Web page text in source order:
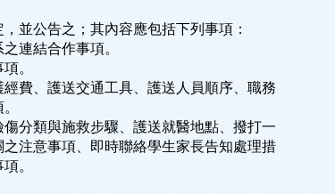
並公告之；其內容應包括下列事項：
連結合作事項。
。
費、護送交通工具、護送人員順序、職務
分類與施救步驟、護送就醫地點、撥打一
意事項、即時聯絡學生家長告知處理措
。